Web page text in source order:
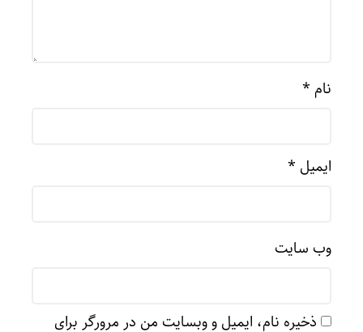
نام *
ایمیل *
وب‌ سایت
ذخیره نام، ایمیل و وبسایت من در مرورگر برای